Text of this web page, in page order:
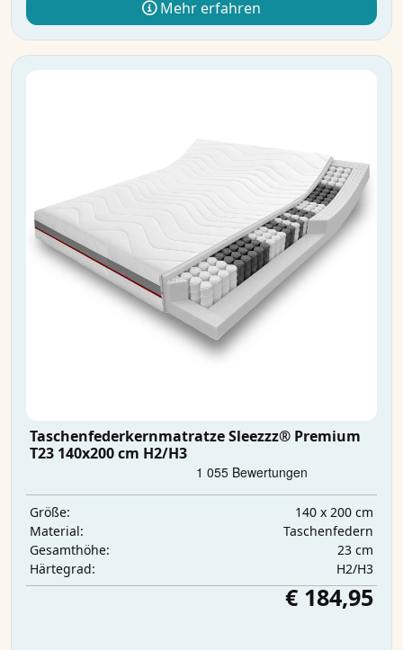
Mehr erfahren
Taschenfederkernmatratze Sleezzz® Premium
T23 140x200 cm H2/H3
Größe:
140 x 200 cm
Material:
Taschenfedern
Gesamthöhe:
23 cm
Härtegrad:
H2/H3
€ 184,95